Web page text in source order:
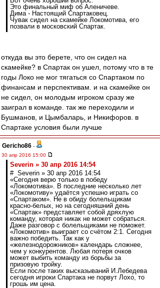
Это финальный миф об Аленичеве.
Дима - Настоящий Спартаковец.
Чувак сидел на скамейке Локомотива, его
позвали в московский Спартак.
откуда вы это берете, что он сидел на
скамейке? в Спартак он ушел, потому что в те
годы Локо не мог тягаться со Спартаком по
финансам и перспективам. и на скамейке он
не сидел, он молодым игроком сразу же
заиграл в команде. так же переходили и
Бушманов, и Цымбаларь, и Никифоров. в
Спартаке условия были лучше
Gericho86 -
30 апр 2016 15:00
Severin » 30 апр 2016 14:54
# Severin » 30 апр 2016 14:54
«Сегодня верю только в победу
«Локомотива». В последние несколько лет
«Локомотиву» удаётся успешно играть со
«Спартаком». Не в обиду болельщикам
красно-белых, но на сегодняшний день
«Спартак» представляет собой дряхлую
команду, которая никак не может собраться.
Даже разговор с болельщиками не поможет.
«Локомотив» выиграет со счётом 2:1. Сегодня
важно победить. Так как у
«железнодорожников» календарь сложнее,
чем у конкурентов. Любая потеря очков
может выбить команду из борьбы за
призовую тройку.
Если после таких высказываний И.Лебедева
сегодня игроки Спартака не порвут Лохо, то
грошь им цена.